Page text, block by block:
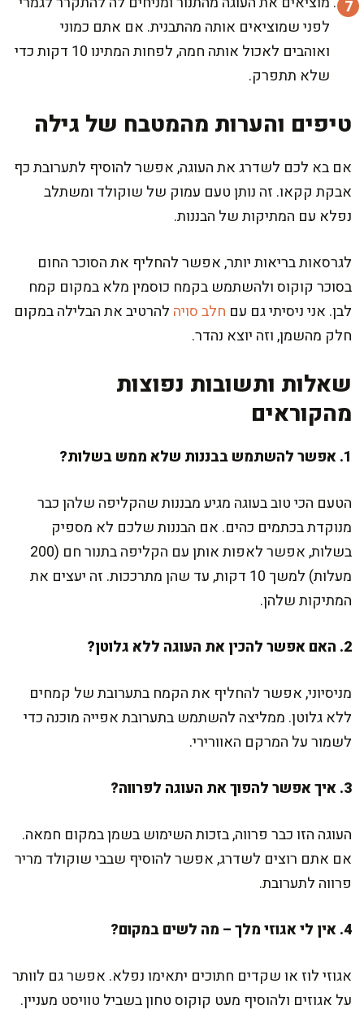
לפני שמוציאים אותה מהתבנית. אם אתם כמוני
ואוהבים לאכול אותה חמה, לפחות המתינו 10 דקות כדי
שלא תתפרק.
טיפים והערות מהמטבח של גילה
אם בא לכם לשדרג את העוגה, אפשר להוסיף לתערובת כף
אבקת קקאו. זה נותן טעם עמוק של שוקולד ומשתלב
נפלא עם המתיקות של הבננות.
לגרסאות בריאות יותר, אפשר להחליף את הסוכר החום
בסוכר קוקוס ולהשתמש בקמח כוסמין מלא במקום קמח
לבן. אני ניסיתי גם עם חלב סויה להרטיב את הבלילה במקום
חלק מהשמן, וזה יוצא נהדר.
שאלות ותשובות נפוצות
מהקוראים
1. אפשר להשתמש בבננות שלא ממש בשלות?
הטעם הכי טוב בעוגה מגיע מבננות שהקליפה שלהן כבר
מנוקדת בכתמים כהים. אם הבננות שלכם לא מספיק
בשלות, אפשר לאפות אותן עם הקליפה בתנור חם (200
מעלות) למשך 10 דקות, עד שהן מתרככות. זה יעצים את
המתיקות שלהן.
2. האם אפשר להכין את העוגה ללא גלוטן?
מניסיוני, אפשר להחליף את הקמח בתערובת של קמחים
ללא גלוטן. ממליצה להשתמש בתערובת אפייה מוכנה כדי
לשמור על המרקם האוורירי.
3. איך אפשר להפוך את העוגה לפרווה?
העוגה הזו כבר פרווה, בזכות השימוש בשמן במקום חמאה.
אם אתם רוצים לשדרג, אפשר להוסיף שבבי שוקולד מריר
פרווה לתערובת.
4. אין לי אגוזי מלך – מה לשים במקום?
אגוזי לוז או שקדים חתוכים יתאימו נפלא. אפשר גם לוותר
על אגוזים ולהוסיף מעט קוקוס טחון בשביל טוויסט מעניין.